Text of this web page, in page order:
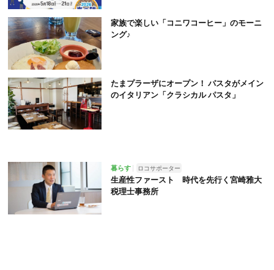
家族で楽しい「コニワコーヒー」のモーニ
ング♪
たまプラーザにオープン！ パスタがメイン
のイタリアン「クラシカル パスタ」
暮らす ロコサポーター
生産性ファースト 時代を先行く宮崎雅大
税理士事務所